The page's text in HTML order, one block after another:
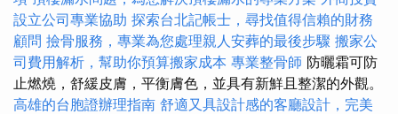
設立公司專業協助 探索台北記帳士，尋找值得信賴的財務
顧問 撿骨服務，專業為您處理親人安葬的最後步驟 搬家公
司費用解析，幫助你預算搬家成本 專業整骨師 防曬霜可防
止燃燒，舒緩皮膚，平衡膚色，並具有新鮮且整潔的外觀。
高雄的台胞證辦理指南 舒適又具設計感的客廳設計，完美